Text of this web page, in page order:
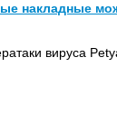
накладные
вируса